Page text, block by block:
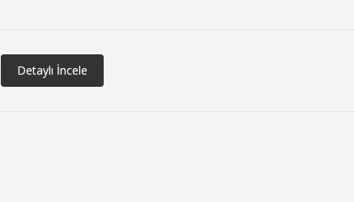
Detaylı İncele